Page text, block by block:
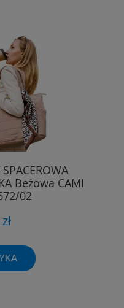
Beżowa CAMI
02